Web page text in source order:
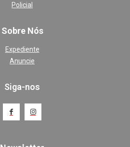
Policial
Sobre Nós
Expediente
Anuncie
Siga-nos